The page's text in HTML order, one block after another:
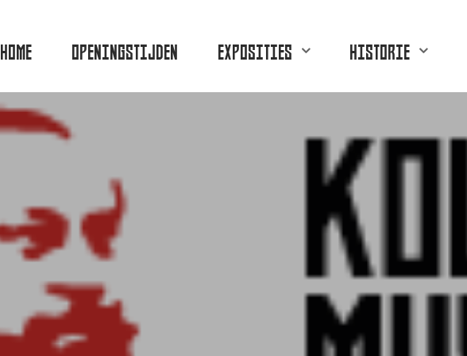
HOME OPENINGSTIJDEN EXPOSITIES HISTORIE